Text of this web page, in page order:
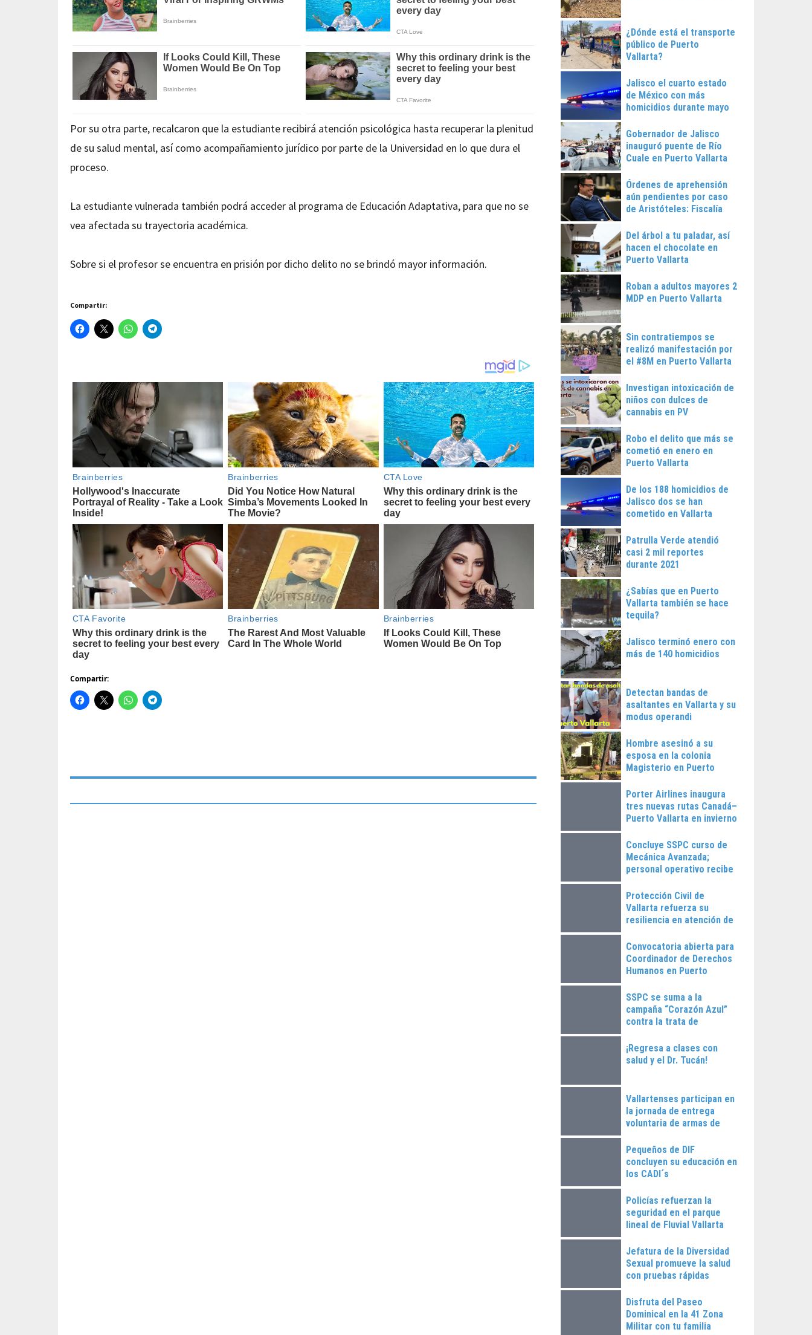
Por su otra parte, recalcaron que la estudiante recibirá atención psicológica hasta recuperar la plenitud
de su salud mental, así como acompañamiento jurídico por parte de la Universidad en lo que dura el
proceso.
La estudiante vulnerada también podrá acceder al programa de Educación Adaptativa, para que no se
vea afectada su trayectoria académica.
Sobre si el profesor se encuentra en prisión por dicho delito no se brindó mayor información.
Compartir:
Compartir:
¿Dónde está el transporte
público de Puerto
Vallarta?
Jalisco el cuarto estado
de México con más
homicidios durante mayo
Gobernador de Jalisco
inauguró puente de Río
Cuale en Puerto Vallarta
Órdenes de aprehensión
aún pendientes por caso
de Aristóteles: Fiscalía
Del árbol a tu paladar, así
hacen el chocolate en
Puerto Vallarta
Roban a adultos mayores 2
MDP en Puerto Vallarta
Sin contratiempos se
realizó manifestación por
el #8M en Puerto Vallarta
Investigan intoxicación de
niños con dulces de
cannabis en PV
Robo el delito que más se
cometió en enero en
Puerto Vallarta
De los 188 homicidios de
Jalisco dos se han
cometido en Vallarta
Patrulla Verde atendió
casi 2 mil reportes
durante 2021
¿Sabías que en Puerto
Vallarta también se hace
tequila?
Jalisco terminó enero con
más de 140 homicidios
Detectan bandas de
asaltantes en Vallarta y su
modus operandi
Hombre asesinó a su
esposa en la colonia
Magisterio en Puerto
Porter Airlines inaugura
tres nuevas rutas Canadá–
Puerto Vallarta en invierno
Concluye SSPC curso de
Mecánica Avanzada;
personal operativo recibe
Protección Civil de
Vallarta refuerza su
resiliencia en atención de
Convocatoria abierta para
Coordinador de Derechos
Humanos en Puerto
SSPC se suma a la
campaña “Corazón Azul”
contra la trata de
¡Regresa a clases con
salud y el Dr. Tucán!
Vallartenses participan en
la jornada de entrega
voluntaria de armas de
Pequeños de DIF
concluyen su educación en
los CADI´s
Policías refuerzan la
seguridad en el parque
lineal de Fluvial Vallarta
Jefatura de la Diversidad
Sexual promueve la salud
con pruebas rápidas
Disfruta del Paseo
Dominical en la 41 Zona
Militar con tu familia